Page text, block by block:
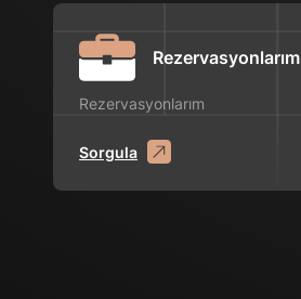
Rezervasyonlarım
Rezervasyonlarım
Sorgula